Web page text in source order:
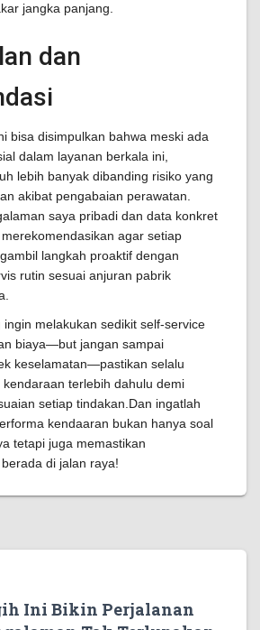
jangka panjang.
dan
bisa disimpulkan bahwa meski ada
dalam layanan berkala ini,
lebih banyak dibanding risiko yang
akibat pengabaian perawatan.
saya pribadi dan data konkret
agar setiap
langkah proaktif dengan
rutin sesuai anjuran pabrik
ingin melakukan sedikit self-service
biaya—but jangan sampai
keselamatan—pastikan selalu
terlebih dahulu demi
setiap tindakan.Dan ingatlah
kendaaran bukan hanya soal
tetapi juga memastikan
di jalan raya!
Ini Bikin Perjalanan